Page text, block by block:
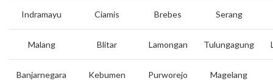
Indramayu Ciamis Brebes Serang
Malang Blitar Lamongan Tulungagung
Banjarnegara Kebumen Purworejo Magelang